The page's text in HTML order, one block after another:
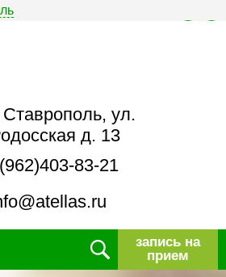
Ставрополь, ул.
д. 13
83-21
запись на
прием